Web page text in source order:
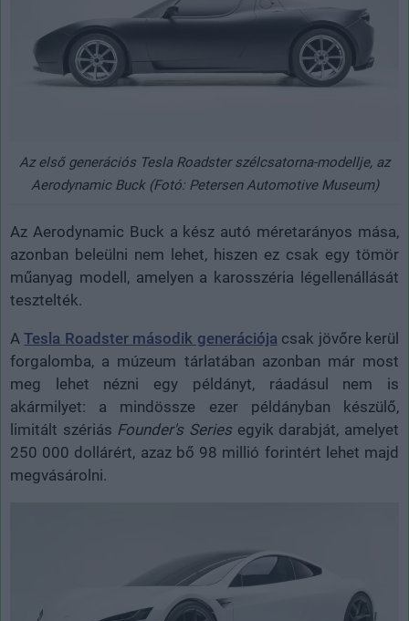
Az első generációs Tesla Roadster szélcsatorna-modellje, az
Aerodynamic Buck (Fotó: Petersen Automotive Museum)
Az Aerodynamic Buck a kész autó méretarányos mása,
azonban beleülni nem lehet, hiszen ez csak egy tömör
műanyag modell, amelyen a karosszéria légellenállását
tesztelték.
ATesla Roadster második generációja csak jövőre kerül
forgalomba, a múzeum tárlatában azonban már most
meg lehet nézni egy példányt, ráadásul nem is
akármilyet: a mindössze ezer példányban készülő,
limitált szériás Founder's Seriesegyik darabját, amelyet
250 000 dollárért, azaz bő 98 millió forintért lehet majd
megvásárolni.